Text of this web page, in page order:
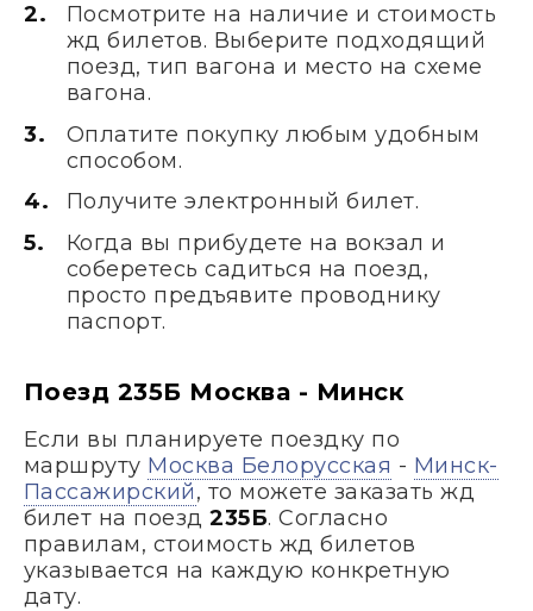
Посмотрите на наличие и стоимость
жд билетов. Выберите подходящий
поезд, тип вагона и место на схеме
вагона.
Оплатите покупку любым удобным
способом.
Получите электронный билет.
Когда вы прибудете на вокзал и
соберетесь садиться на поезд,
просто предъявите проводнику
паспорт.
Поезд 235Б Москва - Минск
Если вы планируете поездку по
маршруту Москва Белорусская - Минск-
Пассажирский, то можете заказать жд
билет на поезд235Б. Согласно
правилам, стоимость жд билетов
указывается на каждую конкретную
дату.